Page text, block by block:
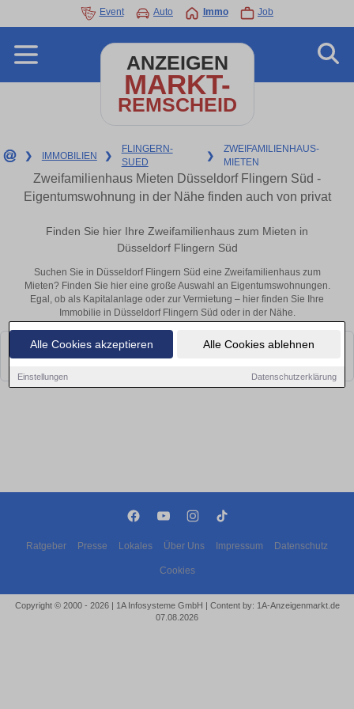
Alle Cookies akzeptieren Alle Cookies ablehnen
Einstellungen Datenschutzerklärung
Event Auto Immo Job
ANZEIGEN
MARKT-
REMSCHEID
❯ IMMOBILIEN ❯
FLINGERN-
SUED
❯
ZWEIFAMILIENHAUS-
MIETEN
Zweifamilienhaus Mieten Düsseldorf Flingern Süd -
Eigentumswohnung in der Nähe finden auch von privat
Finden Sie hier Ihre Zweifamilienhaus zum Mieten in
Düsseldorf Flingern Süd
Suchen Sie in Düsseldorf Flingern Süd eine Zweifamilienhaus zum
Mieten? Finden Sie hier eine große Auswahl an Eigentumswohnungen.
Egal, ob als Kapitalanlage oder zur Vermietung – hier finden Sie Ihre
Immobilie in Düsseldorf Flingern Süd oder in der Nähe.
Leider konnten wir derzeit keine passenden Objekte finden. Schauen Sie
Ratgeber Presse Lokales Über Uns Impressum Datenschutz
Cookies
Copyright © 2000 - 2026 | 1A Infosysteme GmbH | Content by: 1A-Anzeigenmarkt.de
07.08.2026